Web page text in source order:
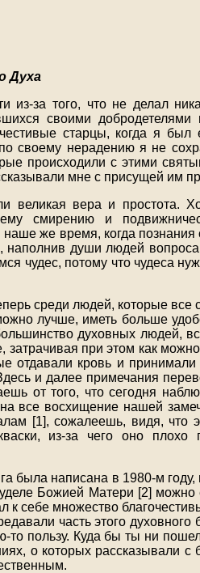
Духа
из-за того, что не делал
своими
старцы, когда я
своему нерадению я не
происходили с этими
мне с присущей им
великая вера и простота.
смирению и
же время, когда познания
наполнив души людей
чудес, потому что чудеса
среди людей, которые все
лучше, иметь больше
духовных людей,
затрачивая при этом как
отдавали кровь и
и далее примечания
от того, что сегодня
все восхищение нашей
[1], сожалеешь, видя, что
из-за чего оно
была написана в 1980-м
Божией Матери [2] можно
к себе множество
часть этого духовного
то пользу. Куда бы ты ни
о которых рассказывали с